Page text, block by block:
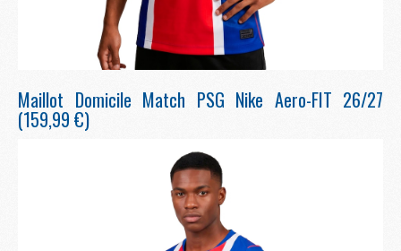
Maillot Domicile Match PSG Nike Aero-FIT 26/27
(159,99 €)